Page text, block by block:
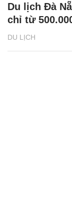
DU LỊCH
Du lịch Đà
chỉ từ